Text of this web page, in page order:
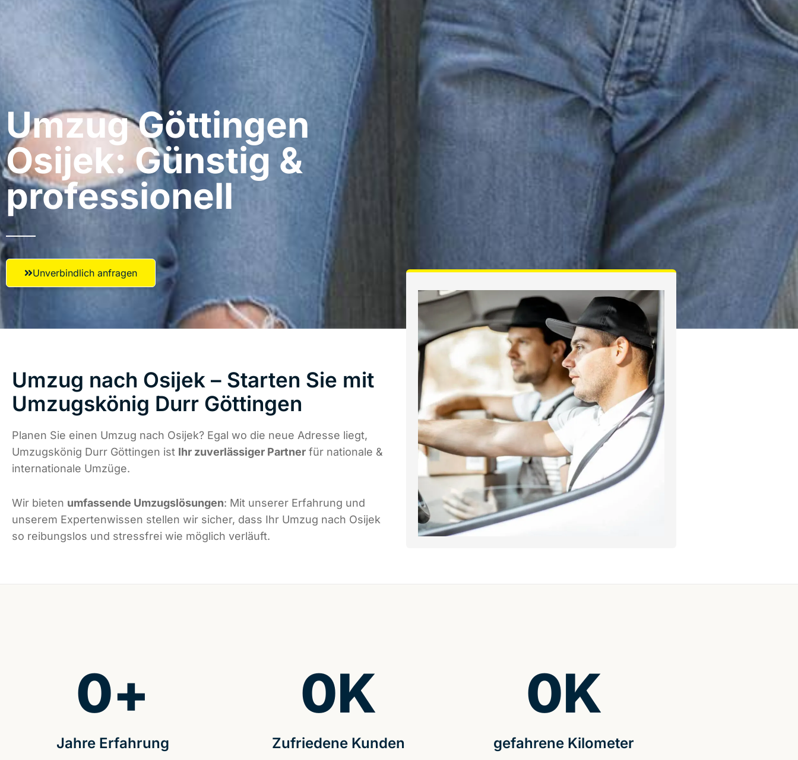
Umzug Göttingen​
Osijek: Günstig &
professionell​
Unverbindlich anfragen
Umzug nach Osijek – Starten Sie mit
Umzugskönig Durr Göttingen
Planen Sie einen Umzug nach Osijek? Egal wo die neue Adresse liegt,
Umzugskönig Durr Göttingen ist Ihr zuverlässiger Partner für nationale &
internationale Umzüge.
Wir bieten umfassende Umzugslösungen: Mit unserer Erfahrung und
unserem Expertenwissen stellen wir sicher, dass Ihr Umzug nach Osijek
so reibungslos und stressfrei wie möglich verläuft.
Jahre Erfahrung
0+
Zufriedene Kunden
0K
gefahrene Kilometer
0K